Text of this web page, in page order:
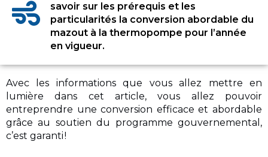
savoir sur les prérequis et les
particularités la conversion abordable du
mazout à la thermopompe pour l’année
en vigueur.
Avec les informations que vous allez mettre en
lumière dans cet article, vous allez pouvoir
entreprendre une conversion efficace et abordable
grâce au soutien du programme gouvernemental,
c’est garanti !